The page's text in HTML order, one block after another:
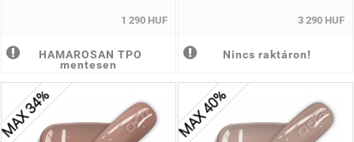
1 290 HUF
HAMAROSAN TPO
mentesen
3 290 HUF
Nincs raktáron!
34% MAX 40%